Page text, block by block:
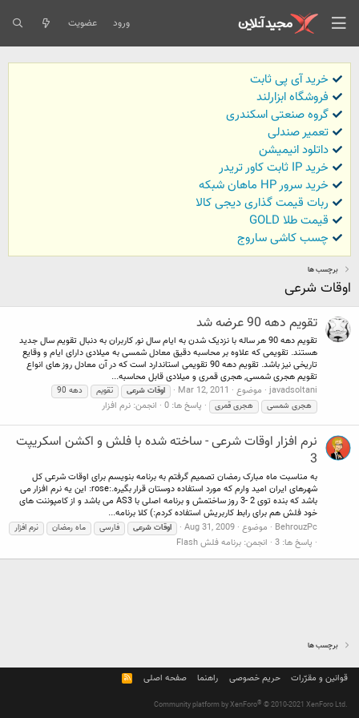
ورود عضویت
خرید آی پی ثابت
فروشگاه ابزارلند
گروه صنعتی اسکندری
تعمیر صندلی
داتلود انیمیشن
خرید IP ثابت کاور تریدر
خرید سرور HP ماهان شبکه
ربات قیمت گذاری دیجی کالا
قیمت طلا GOLD
چسب کاشی ساروج
برچسب ها
اوقات شرعی
تقویم دهه 90 عرضه شد
تقویم دهه 90 هر ساله با نزدیک شدن به ایام سال نو, کاربران به دنبال تقویم سال جدید
هستند. تقویمی که علاوه بر محاسبه دقیق معادل شمسی به میلادی دارای ایام و وقایع
تاریخی نیز باشد. تقویم دهه 90 تقویمی استاندارد است که در آن معادل روز های انواع
تقویم هجری شمسی, هجری قمری و میلادی قابل محاسبه...
javadsoltani موضوع Mar 12, 2011 اوقات شرعی تقویم
دهه 90
هجری شمسی
هجری قمری پاسخ ها: 0 انجمن: نرم افزار
نرم افزار اوقات شرعی - ساخته شده با فلش و اکشن اسکریپت
3
به مناسبت ماه مبارک رمضان تصمیم گرفتم به برنامه بنویسم برای اوقات شرعی کل
شهرهای ایران امید وارم که مورد استفاده دوستان قرار بگیره.:rose: این یه نرم افزار می
باشد که بنده توی 2 -3 روز ساختمش و برنامه اصلی با AS3 می باشد و از کامپوننت های
خود فلش هم برای رابط کاربریش استفاده کردم:) کلا برنامه...
BehrouzPc
موضوع Aug 31, 2009 اوقات شرعی فارسی ماه رمضان نرم افزار
پاسخ ها: 3 انجمن: برنامه فلش Flash
برچسب ها
قوانین و مقرّرات حریم خصوصی راهنما صفحه اصلی
R
S
Community platform by XenForo® © 2010-2021 XenForo Ltd.